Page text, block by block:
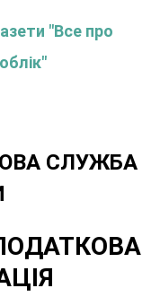
"Все про
СЛУЖБА